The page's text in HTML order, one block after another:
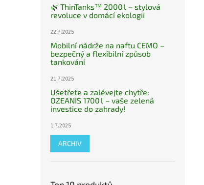
🌿 ThinTanks™ 2000 l – stylová
revoluce v domácí ekologii
22.7.2025
Mobilní nádrže na naftu CEMO –
bezpečný a flexibilní způsob
tankování
21.7.2025
Ušetřete a zalévejte chytře:
OZEANIS 1700 l – vaše zelená
investice do zahrady!
1.7.2025
ARCHIV